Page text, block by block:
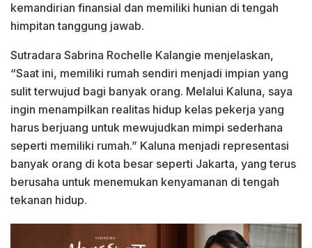
kemandirian finansial dan memiliki hunian di tengah
himpitan tanggung jawab.
Sutradara Sabrina Rochelle Kalangie menjelaskan,
“Saat ini, memiliki rumah sendiri menjadi impian yang
sulit terwujud bagi banyak orang. Melalui Kaluna, saya
ingin menampilkan realitas hidup kelas pekerja yang
harus berjuang untuk mewujudkan mimpi sederhana
seperti memiliki rumah.” Kaluna menjadi representasi
banyak orang di kota besar seperti Jakarta, yang terus
berusaha untuk menemukan kenyamanan di tengah
tekanan hidup.